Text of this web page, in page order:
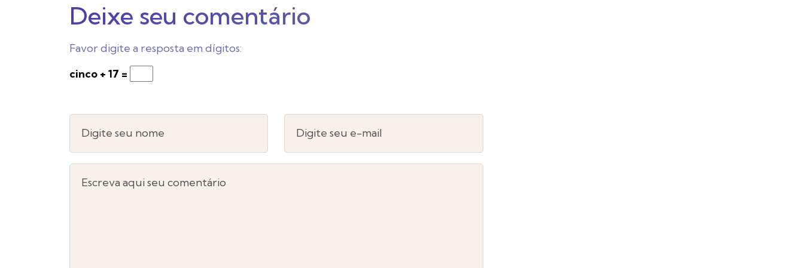
Deixe seu comentário
Escreva aqui seu comentário
Digite seu nome Digite seu e-mail
Favor digite a resposta em dígitos:
cinco + 17 =